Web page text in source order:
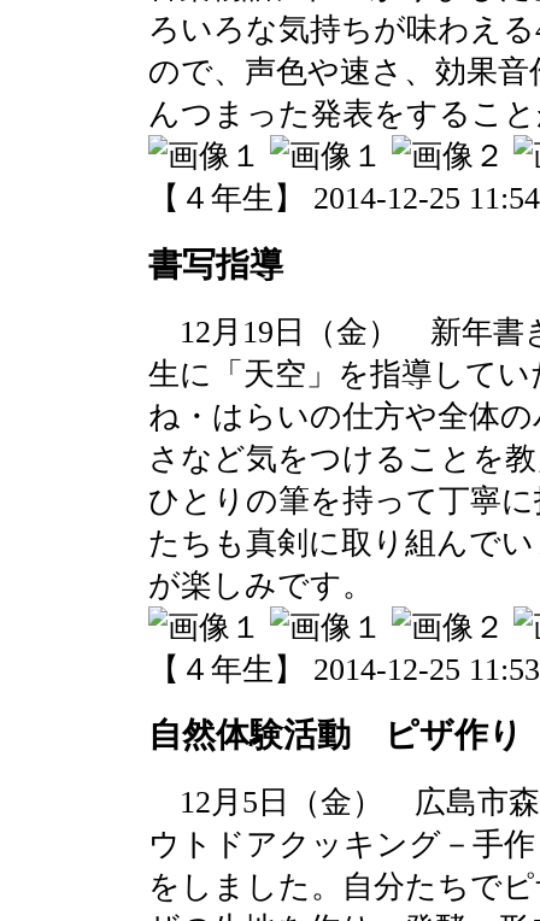
ろいろな気持ちが味わえ
ので、声色や速さ、効果
んつまった発表をするこ
【４年生】 2014-12-25
書写指導
12月19日（金） 新年書
生に「天空」を指導して
ね・はらいの仕方や全体
さなど気をつけることを
ひとりの筆を持って丁寧
たちも真剣に取り組んで
が楽しみです。
【４年生】 2014-12-25
自然体験活動 ピザ作り
12月5日（金） 広島市
ウトドアクッキング－手
をしました。自分たちで